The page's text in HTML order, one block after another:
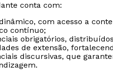
conta com:
com acesso a
contínuo;
obrigatórios,
de extensão,
discursivas, que